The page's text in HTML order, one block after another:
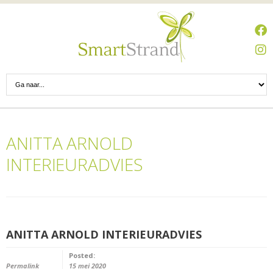
ANITTA ARNOLD
INTERIEURADVIES
ANITTA ARNOLD INTERIEURADVIES
Permalink
Posted:
15 mei 2020